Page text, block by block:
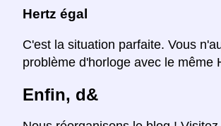
Hertz égal
C'est la situation parfaite. Vous
problème d'horloge avec le même
Enfin, d&